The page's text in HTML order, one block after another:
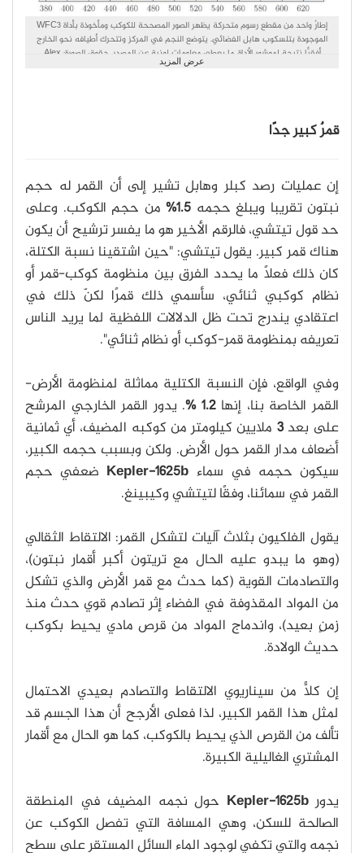
إطارٌ واحد من مقطع رسوم متحركة يظهر الصور المصححة للكوكب ومأخوذة بأداة WFC3
الموجودة بتلسكوب هابل الفضائي. يتوضع النجم في المركز وتتحرك أطيافه نحو الخارج
أفقيًّا نتيجة لموشور الأداة، ما يعطي معلومات لونية عن المصدر. حقوق الصورة: Alex
Teachey & David Kipping
عرض المزيد
قمرٌ كبير جدًا
إن عمليات رصد كبلر وهابل تشير إلى أن القمر له حجم
نبتون تقريبا ويبلغ حجمه 1.5%
من حجم الكوكب. وعلى
حد قول تيتشي، فالرقم الأخير هو ما يفسر ترشيح أن يكون
هناك قمر كبير. يقول تيتشي: "حين اشتقينا نسبة الكتلة،
كان ذلك فعلًا ما يحدد الفرق بين منظومة كوكب-قمر أو
نظام كوكبي ثنائي، سأسمي ذلك قمرًا لكنّ ذلك في
اعتقادي يندرج تحت ظل الدلالات اللفظية لما يريد الناس
تعريفه بمنظومة قمر-كوكب أو نظام ثنائي".
وفي الواقع، فإن النسبة الكتلية مماثلة لمنظومة الأرض-
القمر الخاصة بنا، إنها1.2 %
. يدور القمر الخارجي المرشح
على بعد3 ملايين كيلومتر من كوكبه المضيف، أي ثمانية
أضعاف مدار القمر حول الأرض. ولكن وبسبب حجمه الكبير،
سيكون حجمه في سماء Kepler-1625b ضعفي حجم
القمر في سمائنا، وفقًا لتيتشي وكيبينغ.
يقول الفلكيون بثلاث آليات لتشكل القمر: الالتقاط الثقالي
(وهو ما يبدو عليه الحال مع تريتون أكبر أقمار نبتون)،
والتصادمات القوية (كما حدث مع قمر الأرض والذي تشكل
من المواد المقذوفة في الفضاء إثر تصادم قوي حدث منذ
زمنٍ بعيد)، واندماج المواد من قرص مادي يحيط بكوكب
حديث الولادة.
إن كلًّا من سيناريوي الالتقاط والتصادم بعيدي الاحتمال
لمثل هذا القمر الكبير، لذا فعلى الأرجح أن هذا الجسم قد
تألف من القرص الذي يحيط بالكوكب، كما هو الحال مع أقمار
المشتري الغاليلية الكبيرة.
يدورKepler-1625b حول نجمه المضيف في المنطقة
الصالحة للسكن، وهي المسافة التي تفصل الكوكب عن
نجمه والتي تكفي لوجود الماء السائل المستقر على سطح